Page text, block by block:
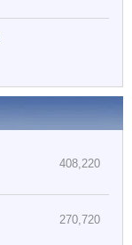
408,220
270,720